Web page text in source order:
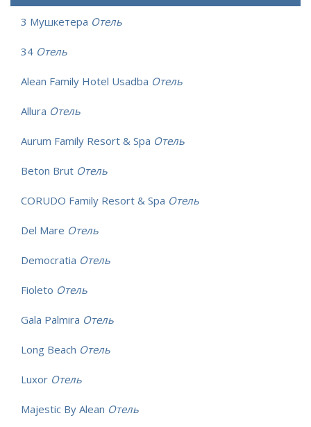
3 Мушкетера Отель
34 Отель
Alean Family Hotel Usadba Отель
Allura Отель
Aurum Family Resort & Spa Отель
Beton Brut Отель
CORUDO Family Resort & Spa Отель
Del Mare Отель
Democratia Отель
Fioleto Отель
Gala Palmira Отель
Long Beach Отель
Luxor Отель
Majestic By Alean Отель